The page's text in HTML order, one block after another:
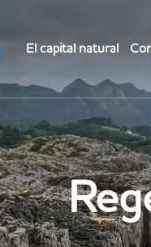
El capital natural